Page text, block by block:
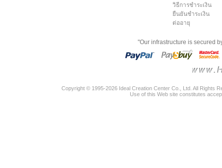
วิธีการชำระเงิน
ยืนยันชำระเงิน
ต่ออายุ
"Our infrastructure is secured
Copyright © 1995-2026 Ideal Creation Center Co., Ltd. All Rights
Use of this Web site constitutes